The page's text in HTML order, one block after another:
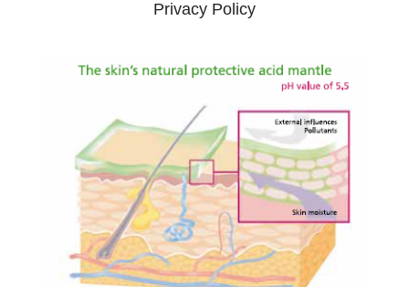
Privacy Policy